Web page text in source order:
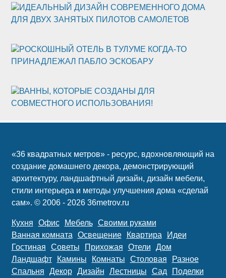
ИДЕАЛЬНЫЙ ДИЗАЙН СОВРЕМЕННОГО ДОМА
ДЛЯ ДВУХ ЗАНЯТЫХ ПИЛОТОВ САМОЛЕТОВ
РОСКОШНЫЙ ОТЕЛЬ В ТУЛУМЕ КОГДА-ТО
ПРИНАДЛЕЖАЛ ПАБЛО ЭСКОБАРУ
ВАННЫ, КОТОРЫЕ СОЗДАНЫ ДЛЯ
СОВМЕСТНОГО ИСПОЛЬЗОВАНИЯ!
«36 квадратных метров» - ресурс, вдохновляющий на
создание домашнего декора, демонстрирующий
архитектуру, ландшафтный дизайн, дизайн мебели,
стили интерьера и методы улучшения дома «сделай
сам». © 2006 - 2026 36metrov.ru
Кухня Офис Мебель
Своими руками
Ванная комната
Освещение Квартира
Идеи
Гостиная
Советы Прихожая Отели
Дом
Ландшафт
Камины Комнаты Столовая
Разное
Спальня
Декор Дизайн Лестницы Сад Поделки